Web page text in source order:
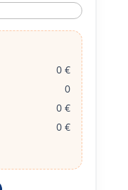
0 €
0
0 €
0 €